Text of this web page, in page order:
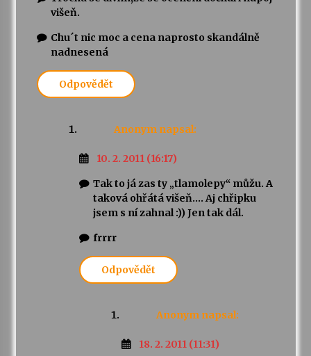
višeň.
Chu´t nic moc a cena naprosto skandálně
nadnesená
Odpovědět
Anonym napsal:
10. 2. 2011 (16:17)
Tak to já zas ty „tlamolepy“ můžu. A
taková ohřátá višeň…. Aj chřipku
jsem s ní zahnal :)) Jen tak dál.
frrrr
Odpovědět
Anonym napsal:
18. 2. 2011 (11:31)